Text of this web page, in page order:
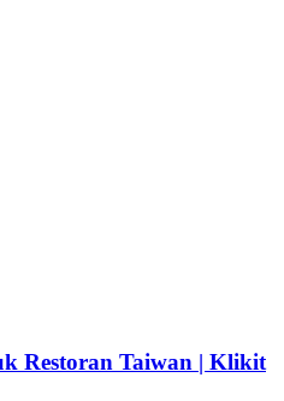
Restoran Taiwan | Klikit